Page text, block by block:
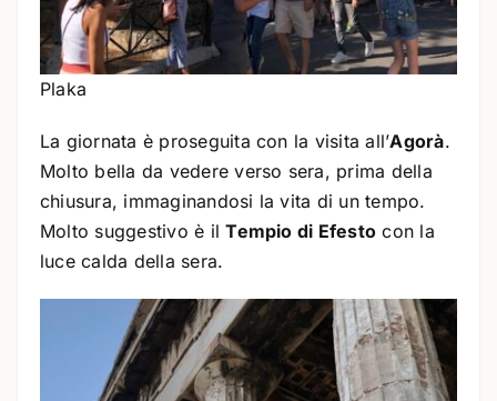
Plaka
La giornata è proseguita con la visita all’Agorà.
Molto bella da vedere verso sera, prima della
chiusura, immaginandosi la vita di un tempo.
Molto suggestivo è ilTempio di Efesto con la
luce calda della sera.